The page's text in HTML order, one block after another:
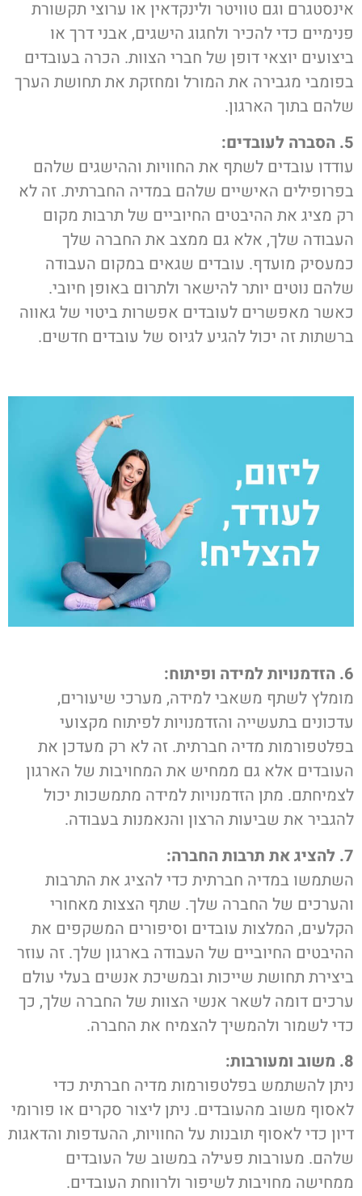
אינסטגרם וגם טוויטר ולינקדאין או ערוצי תקשורת
פנימיים כדי להכיר ולחגוג הישגים, אבני דרך או
ביצועים יוצאי דופן של חברי הצוות. הכרה בעובדים
בפומבי מגבירה את המורל ומחזקת את תחושת הערך
שלהם בתוך הארגון.
5. הסברה לעובדים:
עודדו עובדים לשתף את החוויות וההישגים שלהם
בפרופילים האישיים שלהם במדיה החברתית. זה לא
רק מציג את ההיבטים החיוביים של תרבות מקום
העבודה שלך, אלא גם ממצב את החברה שלך
כמעסיק מועדף. עובדים שגאים במקום העבודה
שלהם נוטים יותר להישאר ולתרום באופן חיובי.
כאשר מאפשרים לעובדים אפשרות ביטוי של גאווה
ברשתות זה יכול להגיע לגיוס של עובדים חדשים.
6. הזדמנויות למידה ופיתוח:
מומלץ לשתף משאבי למידה, מערכי שיעורים,
עדכונים בתעשייה והזדמנויות לפיתוח מקצועי
בפלטפורמות מדיה חברתית. זה לא רק מעדכן את
העובדים אלא גם ממחיש את המחויבות של הארגון
לצמיחתם. מתן הזדמנויות למידה מתמשכות יכול
להגביר את שביעות הרצון והנאמנות בעבודה.
7. להציג את תרבות החברה:
השתמשו במדיה חברתית כדי להציג את התרבות
והערכים של החברה שלך. שתף הצצות מאחורי
הקלעים, המלצות עובדים וסיפורים המשקפים את
ההיבטים החיוביים של העבודה בארגון שלך. זה עוזר
ביצירת תחושת שייכות ובמשיכת אנשים בעלי עולם
ערכים דומה לשאר אנשי הצוות של החברה שלך, כך
כדי לשמור ולהמשיך להצמיח את החברה.
8. משוב ומעורבות:
ניתן להשתמש בפלטפורמות מדיה חברתית כדי
לאסוף משוב מהעובדים. ניתן ליצור סקרים או פורומי
דיון כדי לאסוף תובנות על החוויות, ההעדפות והדאגות
שלהם. מעורבות פעילה במשוב של העובדים
ממחישה מחויבות לשיפור ולרווחת העובדים.